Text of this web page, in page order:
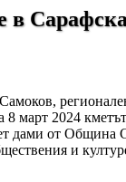
в
8 март 2024
дами от Община
и